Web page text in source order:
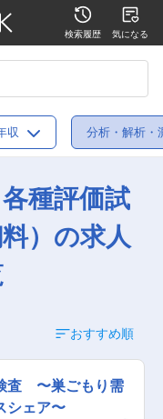
検索履歴 気になる
収 分析・解析・
種評価試
）の求人
おすすめ順
査 〜巣ごもり需
シェア〜